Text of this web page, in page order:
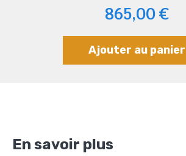
865,00 €
Ajouter au panier
En savoir plus